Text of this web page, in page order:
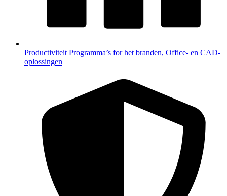
Productiviteit Programma’s for het branden, Office- en CAD-
oplossingen